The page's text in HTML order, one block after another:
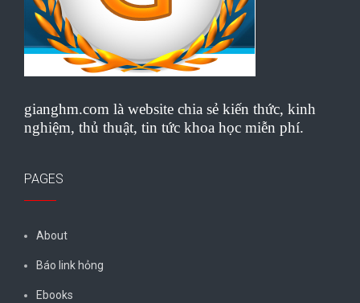
gianghm.com là website chia sẻ kiến thức, kinh
nghiệm, thủ thuật, tin tức khoa học miễn phí.
PAGES
About
Báo link hỏng
Ebooks